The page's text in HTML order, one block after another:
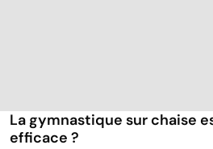
La gymnastique sur chaise
efficace ?